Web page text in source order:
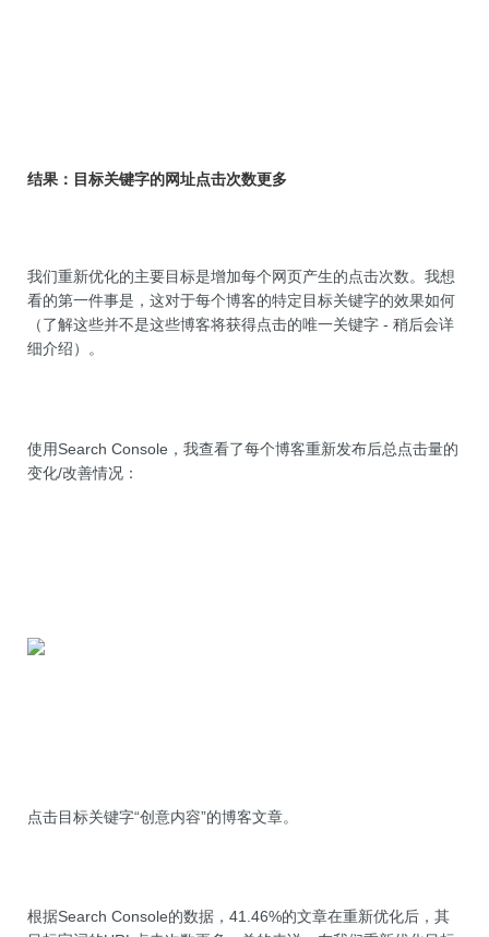
结果：目标关键字的网址点击次数更多
我们重新优化的主要目标是增加每个网页产生的点击次数。我想
看的第一件事是，这对于每个博客的特定目标关键字的效果如何
（了解这些并不是这些博客将获得点击的唯一关键字 - 稍后会详
细介绍）。
使用Search Console，我查看了每个博客重新发布后总点击量的
变化/改善情况：
点击目标关键字“创意内容”的博客文章。
根据Search Console的数据，41.46%的文章在重新优化后，其